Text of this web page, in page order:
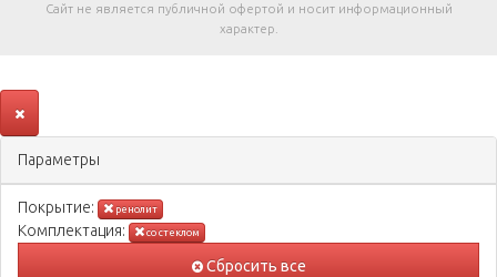
Сайт не является публичной офертой и носит информационный
характер.
Параметры
Покрытиe: ренолит
Комплектация: со стеклом
Сбросить все